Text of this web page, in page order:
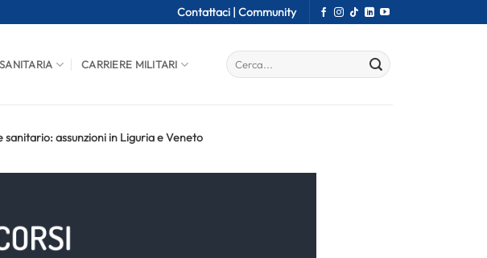
Contattaci | Community
CARRIERE MILITARI
assunzioni in Liguria e Veneto